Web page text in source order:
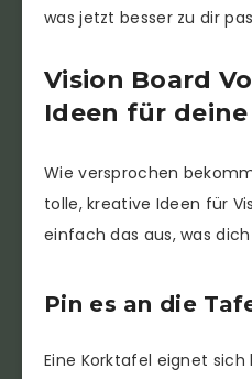
was jetzt besser zu dir
Vision Board
Ideen für
Wie versprochen
tolle, kreative Ideen für
einfach das aus, was
Pin es an die
Eine Korktafel eignet